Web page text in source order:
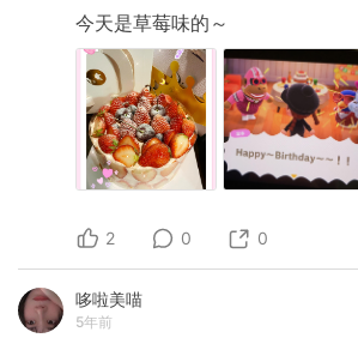
今天是草莓味的～
2 0 0
哆啦美喵
5年前